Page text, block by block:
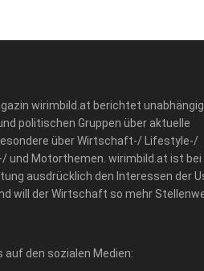
wirimbild.at berichtet unabhängig
politischen Gruppen über aktuelle
über Wirtschaft-/ Lifestyle-/
und Motorthemen. wirimbild.at ist bei
ausdrücklich den Interessen der
will der Wirtschaft so mehr
auf den sozialen Medien: